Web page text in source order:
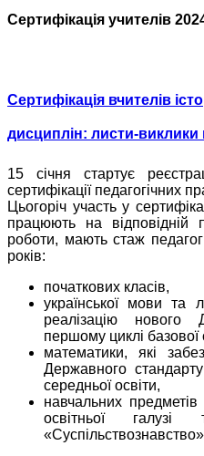
Сертифікація учителів
Сертифікація вчителів
дисциплін: листи-виклики
15 січня стартує
сертифікації педагогічних
Цьогоріч участь у
працюють на відповідній
роботи, мають стаж
років:
початкових класів,
української мови та
реалізацію нового
першому циклі базової
математики, які
Державного
середньої освіти,
навчальних предметів
освітньої галузі